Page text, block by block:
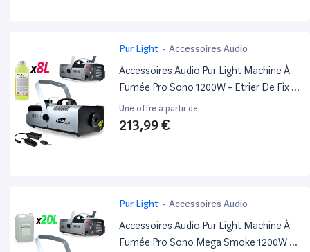
Pur Light - Accessoires Audio
Accessoires Audio Pur Light Machine À
Fumée Pro Sono 1200W + Etrier De Fix +
2 Télécommandes Newark1200 + 8L
Liquide
Une offre à partir de :
213,99 €
Pur Light - Accessoires Audio
Accessoires Audio Pur Light Machine À
Fumée Pro Sono Mega Smoke 1200W +